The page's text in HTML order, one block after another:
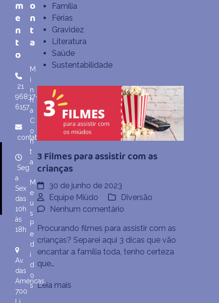
Família
Férias
Gravidez
Literatura
Saúde
Sustentabilidade
3 Filmes para assistir com as
crianças
30 de junho de 2023
Equipe Miüdo
Diversão
Nenhum comentário
Filmes
para
assistir
Procurando filmes para assistir com as
crianças? Separei aqui 3 dicas que vão
encantar a família toda, tenho certeza
que…
Leia mais
m
e
n
t
o
21
96837-
6157
contato@miudo.com.br
Seg
a
Sex
das
10h
às
18h
Av.
das
Américas,
700
o
n
t
a
M
i
n
h
a
C
o
n
t
a
M
e
u
s
P
e
d
i
d
o
s